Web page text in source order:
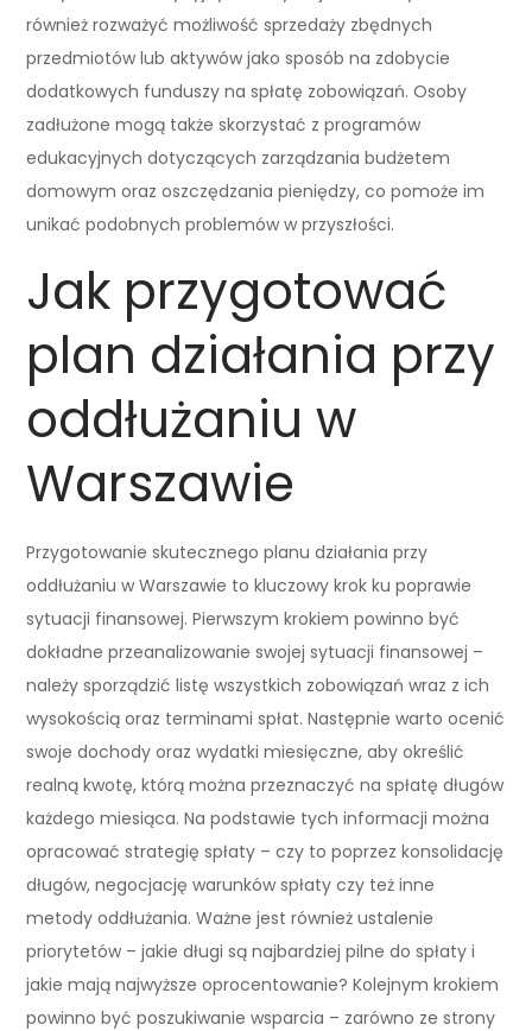
również rozważyć możliwość sprzedaży zbędnych
przedmiotów lub aktywów jako sposób na zdobycie
dodatkowych funduszy na spłatę zobowiązań. Osoby
zadłużone mogą także skorzystać z programów
edukacyjnych dotyczących zarządzania budżetem
domowym oraz oszczędzania pieniędzy, co pomoże im
unikać podobnych problemów w przyszłości.
Jak przygotować
plan działania przy
oddłużaniu w
Warszawie
Przygotowanie skutecznego planu działania przy
oddłużaniu w Warszawie to kluczowy krok ku poprawie
sytuacji finansowej. Pierwszym krokiem powinno być
dokładne przeanalizowanie swojej sytuacji finansowej –
należy sporządzić listę wszystkich zobowiązań wraz z ich
wysokością oraz terminami spłat. Następnie warto ocenić
swoje dochody oraz wydatki miesięczne, aby określić
realną kwotę, którą można przeznaczyć na spłatę długów
każdego miesiąca. Na podstawie tych informacji można
opracować strategię spłaty – czy to poprzez konsolidację
długów, negocjację warunków spłaty czy też inne
metody oddłużania. Ważne jest również ustalenie
priorytetów – jakie długi są najbardziej pilne do spłaty i
jakie mają najwyższe oprocentowanie? Kolejnym krokiem
powinno być poszukiwanie wsparcia – zarówno ze strony